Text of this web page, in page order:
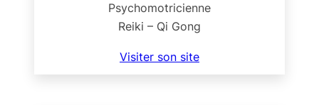
Psychomotricienne
Reiki – Qi Gong
Visiter son site